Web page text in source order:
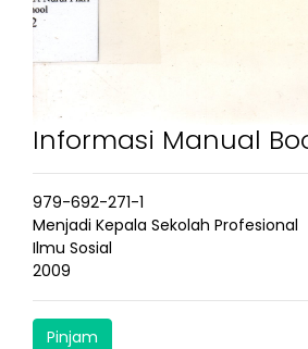
Informasi Manual
979-692-271-1
Menjadi Kepala Sekolah Profesional
Ilmu Sosial
2009
Pinjam